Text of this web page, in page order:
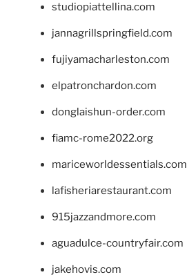
studiopiattellina.com
jannagrillspringfield.com
fujiyamacharleston.com
elpatronchardon.com
donglaishun-order.com
fiamc-rome2022.org
mariceworldessentials.com
lafisheriarestaurant.com
915jazzandmore.com
aguadulce-countryfair.com
jakehovis.com